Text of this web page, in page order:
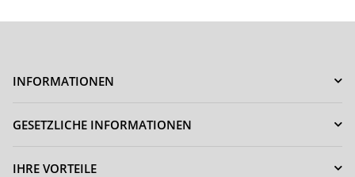
INFORMATIONEN
GESETZLICHE INFORMATIONEN
IHRE VORTEILE